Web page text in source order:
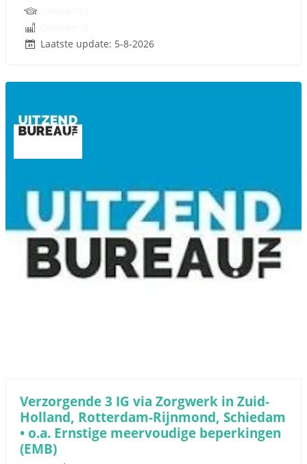
Laatste update: 5-8-2026
Verzorgende 3 IG via Zorgwerk in Zuid-
Holland, Rotterdam-Rijnmond, Schiedam
• o.a. Ernstige meervoudige beperkingen
(EMB)